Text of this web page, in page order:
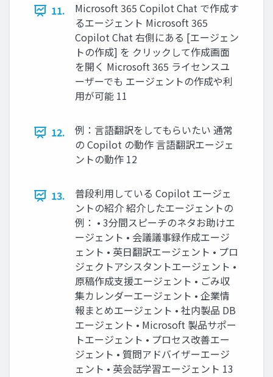
11.
Microsoft 365 Copilot Chat で作成す
るエージェント Microsoft 365
Copilot Chat 右側にある [エージェン
トの作成] を クリックして作成画面
を開く Microsoft 365 ライセンスユ
ーザーでも エージェントの作成や利
用が可能 11
12.
例：言語翻訳をしてもらいたい 通常
の Copilot の動作 言語翻訳エージェ
ントの動作 12
13.
普段利用している Copilot エージェ
ントの紹介 紹介したエージェントの
例： • 3分間スピーチのネタお助けエ
ージェント • 会議議事録作成エージ
ェント • 英日翻訳エージェント • プロ
ジェクトアシスタントエージェント •
原稿作成支援エージェント • ごみ収
集カレンダーエージェント • 企業情
報まとめエージェント • 社内製品 DB
エージェント • Microsoft 製品サポー
トエージェント • プロセス改善エー
ジェント • 質問アドバイザーエージ
ェント • 英会話学習エージェント 13